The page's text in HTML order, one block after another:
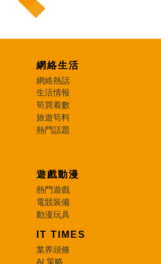
網絡生活
網絡熱話
生活情報
筍買着數
旅遊筍料
熱門話題
遊戲動漫
熱門遊戲
電競裝備
動漫玩具
IT TIMES
業界頭條
AI 策略